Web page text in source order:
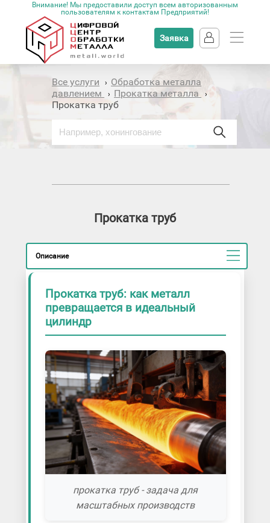
Внимание! Мы предоставили доступ всем авторизованным
пользователям к контактам Предприятий!
Заявка
Все услуги › Обработка металла
давлением
› Прокатка металла ›
Прокатка труб
Прокатка труб
Описание
Прокатка труб: как металл
превращается в идеальный
цилиндр
прокатка труб - задача для
масштабных производств